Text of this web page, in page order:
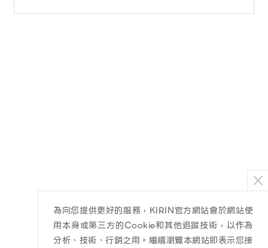
為向您提供更好的服務，KIRIN官方網站會於網站使
用本身或第三方的Cookie和其他追蹤技術，以作為
分析、技術、行銷之用。繼續瀏覽本網站即表示您接